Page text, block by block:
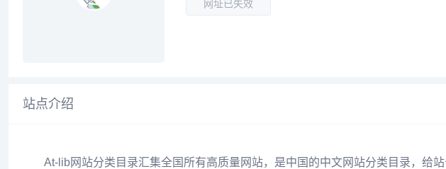
网址已失效
站点介绍
At-lib网站分类目录汇集全国所有高质量网站，是中国的中文网站分类目录，给